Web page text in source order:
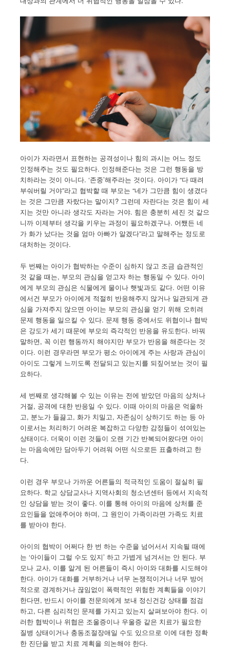
아이가 자라면서 표현하는 공격성이나 힘의 과시는 어느 정도
인정해주는 것도 필요하다. 인정해준다는 것은 그런 행동을 방
치하라는 것이 아니다. ‘존중’해주라는 것이다. 아이가 “다 때려
부숴버릴 거야”라고 협박할 때 부모는 “네가 그만큼 힘이 생겼다
는 것은 그만큼 자랐다는 말이지? 그런데 자란다는 것은 힘이 세
지는 것만 아니라 생각도 자라는 거야. 힘은 충분히 세진 것 같으
니까 이제부터 생각을 키우는 과정이 필요하겠구나. 어쨌든 네
가 화가 났다는 것을 엄마 아빠가 알겠다”라고 말해주는 정도로
대처하는 것이다.
두 번째는 아이가 협박하는 수준이 심하지 않고 조금 습관적인
것 같을 때는, 부모의 관심을 얻고자 하는 행동일 수 있다. 아이
에게 부모의 관심은 식물에게 물이나 햇빛과도 같다. 어떤 이유
에서건 부모가 아이에게 적절히 반응해주지 않거나 일관되게 관
심을 가져주지 않으면 아이는 부모의 관심을 얻기 위해 오히려
문제 행동을 일으킬 수 있다. 문제 행동 중에서도 위협이나 협박
은 강도가 세기 때문에 부모의 즉각적인 반응을 유도한다. 바꿔
말하면, 꼭 이런 행동까지 해야지만 부모가 반응을 해준다는 것
이다. 이런 경우라면 부모가 평소 아이에게 주는 사랑과 관심이
아이도 그렇게 느끼도록 전달되고 있는지를 되짚어보는 것이 필
요하다.
세 번째로 생각해볼 수 있는 이유는 전에 받았던 마음의 상처나
거절, 공격에 대한 반응일 수 있다. 이때 아이의 마음은 억울하
고, 분노가 들끓고, 화가 치밀고, 자존심이 상하기도 하는 등 아
이로서는 처리하기 어려운 복잡하고 다양한 감정들이 섞여있는
상태이다. 더욱이 이런 것들이 오랜 기간 반복되어왔다면 아이
는 마음속에만 담아두기 어려워 어떤 식으로든 표출하려고 한
다.
이런 경우 부모나 가까운 어른들의 적극적인 도움이 절실히 필
요하다. 학교 상담교사나 지역사회의 청소년센터 등에서 지속적
인 상담을 받는 것이 좋다. 이를 통해 아이의 마음에 상처를 준
요인들을 없애주어야 하며, 그 원인이 가족이라면 가족도 치료
를 받아야 한다.
아이의 협박이 어쩌다 한 번 하는 수준을 넘어서서 지속될 때에
는 ‘아이들이 그럴 수도 있지’ 하고 가볍게 넘겨서는 안 된다. 부
모나 교사, 이를 알게 된 어른들이 즉시 아이와 대화를 시도해야
한다. 아이가 대화를 거부하거나 너무 논쟁적이거나 너무 방어
적으로 경계하거나 끊임없이 폭력적인 위험한 계획들을 이야기
한다면, 반드시 아이를 전문의에게 보내 정신건강 상태를 점검
하고, 다른 심리적인 문제를 가지고 있는지 살펴보아야 한다. 이
러한 협박이나 위협은 조울증이나 우울증 같은 치료가 필요한
질병 상태이거나 충동조절장애일 수도 있으므로 이에 대한 정확
한 진단을 받고 치료 계획을 의논해야 한다.